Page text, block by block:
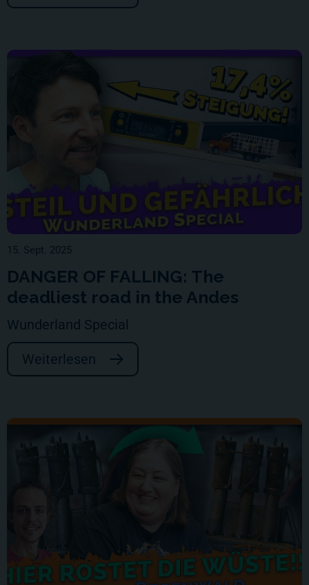
15. Sept. 2025
DANGER OF FALLING: The
deadliest road in the Andes
Wunderland Special
Weiterlesen